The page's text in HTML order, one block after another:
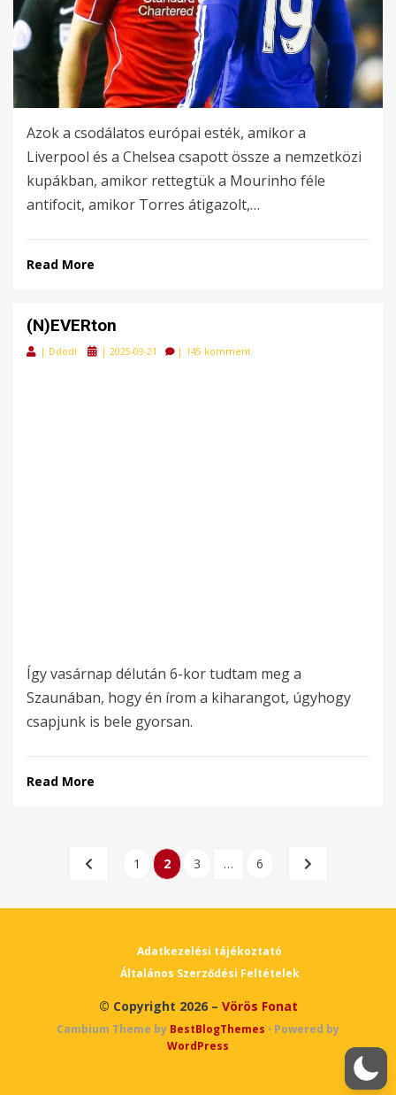
Azok a csodálatos európai esték, amikor a
Liverpool és a Chelsea csapott össze a nemzetközi
kupákban, amikor rettegtük a Mourinho féle
antifocit, amikor Torres átigazolt,…
Read More
(N)EVERton
| Ddodi
Posted
| 2025-09-21 | 145 komment
Így vasárnap délután 6-kor tudtam meg a
Szaunában, hogy én írom a kiharangot, úgyhogy
csapjunk is bele gyorsan.
Read More
lapozásaPREVIOUSPAGE
1 PAGE
2 PAGE
3 … PAGE
6
NEXT
Adatkezelési tájékoztató
Általános Szerződési Feltételek
© Copyright 2026 – Vörös Fonat
Cambium Theme by BestBlogThemes ⋅ Powered by
WordPress